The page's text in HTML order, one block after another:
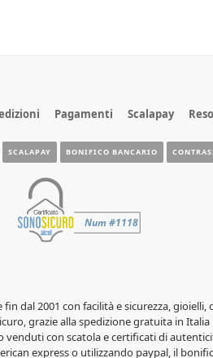
Pagamenti Scalapay
SCALAPAY BONIFICO BANCARIO
dal 2001 con facilità e sicurezza,
grazie alla spedizione gratuita in
con scatola e certificati di
express o utilizzando paypal, il